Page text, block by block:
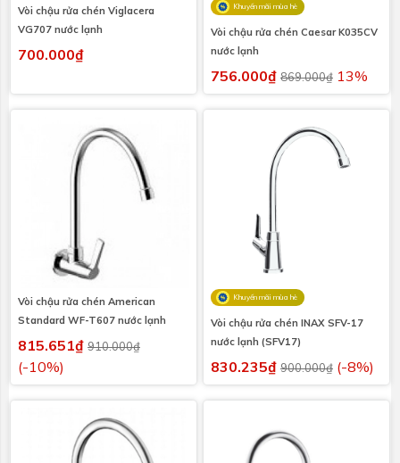
Vòi chậu rửa chén Viglacera
VG707 nước lạnh
700.000₫
Khuyến mãi mùa hè
Vòi chậu rửa chén Caesar K035CV
nước lạnh
756.000₫ 869.000₫ 13%
Vòi chậu rửa chén American
Standard WF-T607 nước lạnh
815.651₫ 910.000₫
(-10%)
Khuyến mãi mùa hè
Vòi chậu rửa chén INAX SFV-17
nước lạnh (SFV17)
830.235₫ 900.000₫ (-8%)